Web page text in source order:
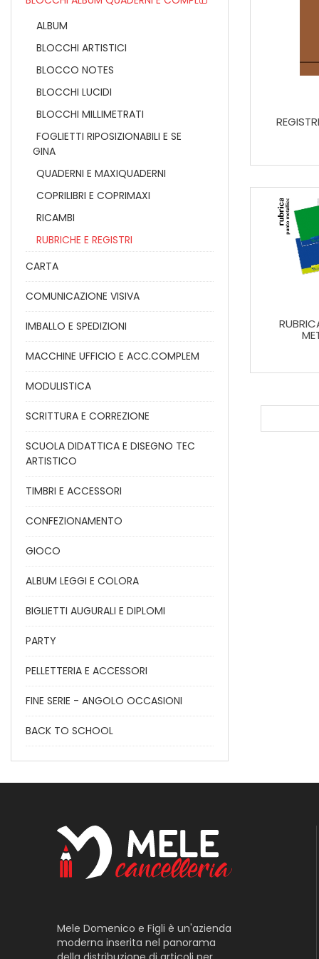
ALBUM
BLOCCHI ARTISTICI
BLOCCO NOTES
BLOCCHI LUCIDI
BLOCCHI MILLIMETRATI
FOGLIETTI RIPOSIZIONABILI E SE
GINA
QUADERNI E MAXIQUADERNI
COPRILIBRI E COPRIMAXI
RICAMBI
RUBRICHE E REGISTRI
CARTA
COMUNICAZIONE VISIVA
IMBALLO E SPEDIZIONI
MACCHINE UFFICIO E ACC.COMPLEM
MODULISTICA
SCRITTURA E CORREZIONE
SCUOLA DIDATTICA E DISEGNO TEC
ARTISTICO
TIMBRI E ACCESSORI
CONFEZIONAMENTO
GIOCO
ALBUM LEGGI E COLORA
BIGLIETTI AUGURALI E DIPLOMI
PARTY
PELLETTERIA E ACCESSORI
FINE SERIE - ANGOLO OCCASIONI
BACK TO SCHOOL
Mele Domenico e Figli è un'azienda
moderna inserita nel panorama